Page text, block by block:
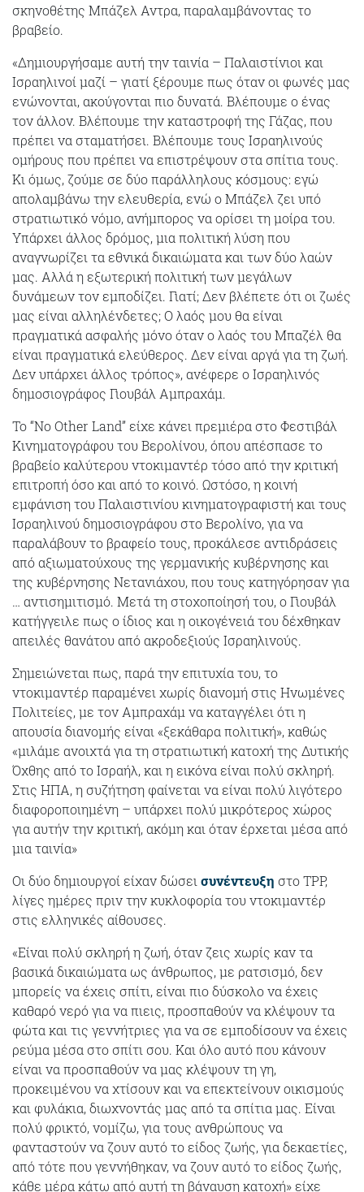
σκηνοθέτης Μπάζελ Αντρα, παραλαμβάνοντας το
βραβείο.
«Δημιουργήσαμε αυτή την ταινία – Παλαιστίνιοι και
Ισραηλινοί μαζί – γιατί ξέρουμε πως όταν οι φωνές μας
ενώνονται, ακούγονται πιο δυνατά. Βλέπουμε ο ένας
τον άλλον. Βλέπουμε την καταστροφή της Γάζας, που
πρέπει να σταματήσει. Βλέπουμε τους Ισραηλινούς
ομήρους που πρέπει να επιστρέψουν στα σπίτια τους.
Κι όμως, ζούμε σε δύο παράλληλους κόσμους: εγώ
απολαμβάνω την ελευθερία, ενώ ο Μπάζελ ζει υπό
στρατιωτικό νόμο, ανήμπορος να ορίσει τη μοίρα του.
Υπάρχει άλλος δρόμος, μια πολιτική λύση που
αναγνωρίζει τα εθνικά δικαιώματα και των δύο λαών
μας. Αλλά η εξωτερική πολιτική των μεγάλων
δυνάμεων τον εμποδίζει. Γιατί; Δεν βλέπετε ότι οι ζωές
μας είναι αλληλένδετες; Ο λαός μου θα είναι
πραγματικά ασφαλής μόνο όταν ο λαός του Μπαζέλ θα
είναι πραγματικά ελεύθερος. Δεν είναι αργά για τη ζωή.
Δεν υπάρχει άλλος τρόπος», ανέφερε ο Ισραηλινός
δημοσιογράφος Γιουβάλ Αμπραχάμ.
Το “No Other Land” είχε κάνει πρεμιέρα στο Φεστιβάλ
Κινηματογράφου του Βερολίνου, όπου απέσπασε το
βραβείο καλύτερου ντοκιμαντέρ τόσο από την κριτική
επιτροπή όσο και από το κοινό. Ωστόσο, η κοινή
εμφάνιση του Παλαιστινίου κινηματογραφιστή και τους
Ισραηλινού δημοσιογράφου στο Βερολίνο, για να
παραλάβουν το βραφείο τους, προκάλεσε αντιδράσεις
από αξιωματούχους της γερμανικής κυβέρνησης και
της κυβέρνησης Νετανιάχου, που τους κατηγόρησαν για
… αντισημιτισμό. Μετά τη στοχοποίησή του, ο Γιουβάλ
κατήγγειλε πως ο ίδιος και η οικογένειά του δέχθηκαν
απειλές θανάτου από ακροδεξιούς Ισραηλινούς.
Σημειώνεται πως, παρά την επιτυχία του, το
ντοκιμαντέρ παραμένει χωρίς διανομή στις Ηνωμένες
Πολιτείες, με τον Αμπραχάμ να καταγγέλει ότι η
απουσία διανομής είναι «ξεκάθαρα πολιτική», καθώς
«μιλάμε ανοιχτά για τη στρατιωτική κατοχή της Δυτικής
Όχθης από το Ισραήλ, και η εικόνα είναι πολύ σκληρή.
Στις ΗΠΑ, η συζήτηση φαίνεται να είναι πολύ λιγότερο
διαφοροποιημένη – υπάρχει πολύ μικρότερος χώρος
για αυτήν την κριτική, ακόμη και όταν έρχεται μέσα από
μια ταινία»
Οι δύο δημιουργοί είχαν δώσει συνέντευξη στο TPP,
λίγες ημέρες πριν την κυκλοφορία του ντοκιμαντέρ
στις ελληνικές αίθουσες.
«Είναι πολύ σκληρή η ζωή, όταν ζεις χωρίς καν τα
βασικά δικαιώματα ως άνθρωπος, με ρατσισμό, δεν
μπορείς να έχεις σπίτι, είναι πιο δύσκολο να έχεις
καθαρό νερό για να πιεις, προσπαθούν να κλέψουν τα
φώτα και τις γεννήτριες για να σε εμποδίσουν να έχεις
ρεύμα μέσα στο σπίτι σου. Και όλο αυτό που κάνουν
είναι να προσπαθούν να μας κλέψουν τη γη,
προκειμένου να χτίσουν και να επεκτείνουν οικισμούς
και φυλάκια, διωχνοντάς μας από τα σπίτια μας. Είναι
πολύ φρικτό, νομίζω, για τους ανθρώπους να
φανταστούν να ζουν αυτό το είδος ζωής, για δεκαετίες,
από τότε που γεννήθηκαν, να ζουν αυτό το είδος ζωής,
κάθε μέρα κάτω από αυτή τη βάναυση κατοχή» είχε